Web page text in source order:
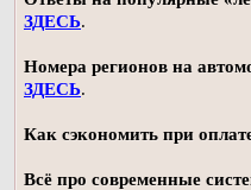
ЗДЕСЬ.
Номера регионов на
ЗДЕСЬ.
Как сэкономить при
Всё про современные